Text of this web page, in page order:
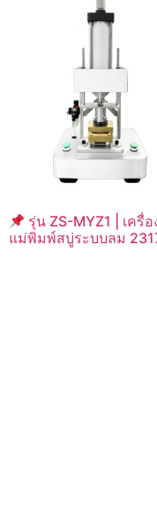
รุ่น ZS-MYZ1 | เครื่
แม่พิมพ์สบู่ระบบลม